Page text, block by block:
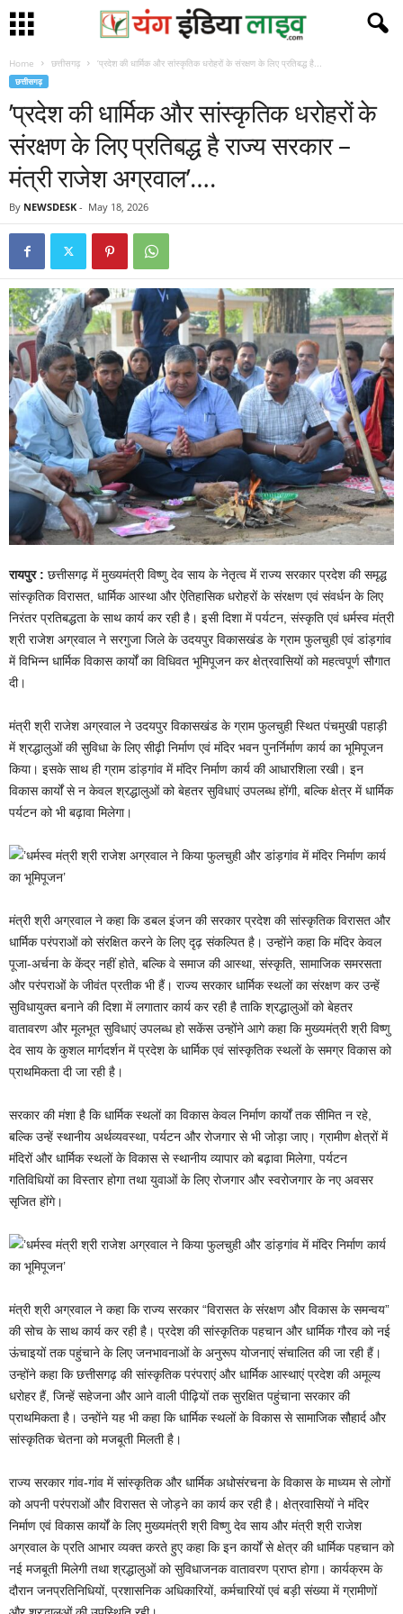
Home छत्तीसगढ़ ’प्रदेश की धार्मिक और सांस्कृतिक धरोहरों के संरक्षण के लिए प्रतिबद्ध है...
छत्तीसगढ़
’प्रदेश की धार्मिक और सांस्कृतिक धरोहरों के
संरक्षण के लिए प्रतिबद्ध है राज्य सरकार –
मंत्री राजेश अग्रवाल’….
By NEWSDESK - May 18, 2026
रायपुर : छत्तीसगढ़ में मुख्यमंत्री विष्णु देव साय के नेतृत्व में राज्य सरकार प्रदेश की समृद्ध
सांस्कृतिक विरासत, धार्मिक आस्था और ऐतिहासिक धरोहरों के संरक्षण एवं संवर्धन के लिए
निरंतर प्रतिबद्धता के साथ कार्य कर रही है। इसी दिशा में पर्यटन, संस्कृति एवं धर्मस्व मंत्री
श्री राजेश अग्रवाल ने सरगुजा जिले के उदयपुर विकासखंड के ग्राम फुलचुही एवं डांड़गांव
में विभिन्न धार्मिक विकास कार्यों का विधिवत भूमिपूजन कर क्षेत्रवासियों को महत्वपूर्ण सौगात
दी।
मंत्री श्री राजेश अग्रवाल ने उदयपुर विकासखंड के ग्राम फुलचुही स्थित पंचमुखी पहाड़ी
में श्रद्धालुओं की सुविधा के लिए सीढ़ी निर्माण एवं मंदिर भवन पुनर्निर्माण कार्य का भूमिपूजन
किया। इसके साथ ही ग्राम डांड़गांव में मंदिर निर्माण कार्य की आधारशिला रखी। इन
विकास कार्यों से न केवल श्रद्धालुओं को बेहतर सुविधाएं उपलब्ध होंगी, बल्कि क्षेत्र में धार्मिक
पर्यटन को भी बढ़ावा मिलेगा।
मंत्री श्री अग्रवाल ने कहा कि डबल इंजन की सरकार प्रदेश की सांस्कृतिक विरासत और
धार्मिक परंपराओं को संरक्षित करने के लिए दृढ़ संकल्पित है। उन्होंने कहा कि मंदिर केवल
पूजा-अर्चना के केंद्र नहीं होते, बल्कि वे समाज की आस्था, संस्कृति, सामाजिक समरसता
और परंपराओं के जीवंत प्रतीक भी हैं। राज्य सरकार धार्मिक स्थलों का संरक्षण कर उन्हें
सुविधायुक्त बनाने की दिशा में लगातार कार्य कर रही है ताकि श्रद्धालुओं को बेहतर
वातावरण और मूलभूत सुविधाएं उपलब्ध हो सकेंस उन्होंने आगे कहा कि मुख्यमंत्री श्री विष्णु
देव साय के कुशल मार्गदर्शन में प्रदेश के धार्मिक एवं सांस्कृतिक स्थलों के समग्र विकास को
प्राथमिकता दी जा रही है।
सरकार की मंशा है कि धार्मिक स्थलों का विकास केवल निर्माण कार्यों तक सीमित न रहे,
बल्कि उन्हें स्थानीय अर्थव्यवस्था, पर्यटन और रोजगार से भी जोड़ा जाए। ग्रामीण क्षेत्रों में
मंदिरों और धार्मिक स्थलों के विकास से स्थानीय व्यापार को बढ़ावा मिलेगा, पर्यटन
गतिविधियों का विस्तार होगा तथा युवाओं के लिए रोजगार और स्वरोजगार के नए अवसर
सृजित होंगे।
मंत्री श्री अग्रवाल ने कहा कि राज्य सरकार “विरासत के संरक्षण और विकास के समन्वय”
की सोच के साथ कार्य कर रही है। प्रदेश की सांस्कृतिक पहचान और धार्मिक गौरव को नई
ऊंचाइयों तक पहुंचाने के लिए जनभावनाओं के अनुरूप योजनाएं संचालित की जा रही हैं।
उन्होंने कहा कि छत्तीसगढ़ की सांस्कृतिक परंपराएं और धार्मिक आस्थाएं प्रदेश की अमूल्य
धरोहर हैं, जिन्हें सहेजना और आने वाली पीढ़ियों तक सुरक्षित पहुंचाना सरकार की
प्राथमिकता है। उन्होंने यह भी कहा कि धार्मिक स्थलों के विकास से सामाजिक सौहार्द और
सांस्कृतिक चेतना को मजबूती मिलती है।
राज्य सरकार गांव-गांव में सांस्कृतिक और धार्मिक अधोसंरचना के विकास के माध्यम से लोगों
को अपनी परंपराओं और विरासत से जोड़ने का कार्य कर रही है। क्षेत्रवासियों ने मंदिर
निर्माण एवं विकास कार्यों के लिए मुख्यमंत्री श्री विष्णु देव साय और मंत्री श्री राजेश
अग्रवाल के प्रति आभार व्यक्त करते हुए कहा कि इन कार्यों से क्षेत्र की धार्मिक पहचान को
नई मजबूती मिलेगी तथा श्रद्धालुओं को सुविधाजनक वातावरण प्राप्त होगा। कार्यक्रम के
दौरान जनप्रतिनिधियों, प्रशासनिक अधिकारियों, कर्मचारियों एवं बड़ी संख्या में ग्रामीणों